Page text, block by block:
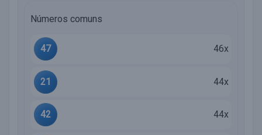
Números comuns
47 46x
21 44x
42 44x